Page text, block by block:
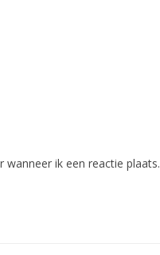
ik een reactie plaats.